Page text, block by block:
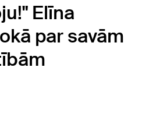
Elīna
par savām